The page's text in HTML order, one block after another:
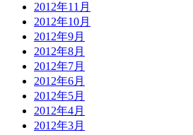
2012年11月
2012年10月
2012年9月
2012年8月
2012年7月
2012年6月
2012年5月
2012年4月
2012年3月